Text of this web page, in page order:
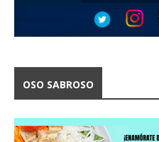
OSO SABROSO